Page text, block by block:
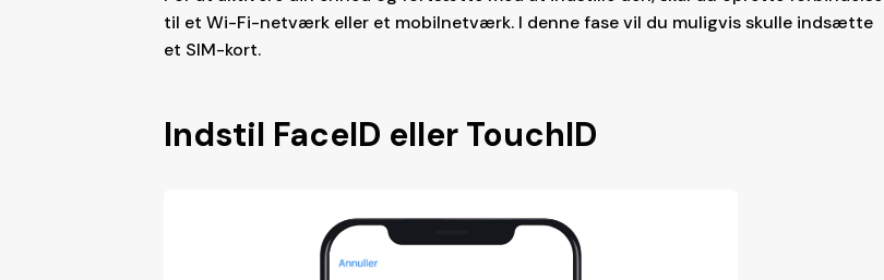
til et Wi-Fi-netværk eller et mobilnetværk. I denne fase vil du muligvis skulle indsætte
et SIM-kort.
Indstil FaceID eller TouchID